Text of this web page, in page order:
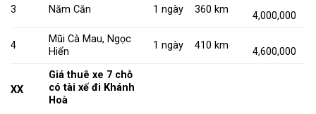
3 Năm Căn 1 ngày 360 km
4,000,000
4
Mũi Cà Mau, Ngọc
Hiển
1 ngày 410 km
4,600,000
XX
Giá thuê xe 7 chỗ
có tài xế đi Khánh
Hoà